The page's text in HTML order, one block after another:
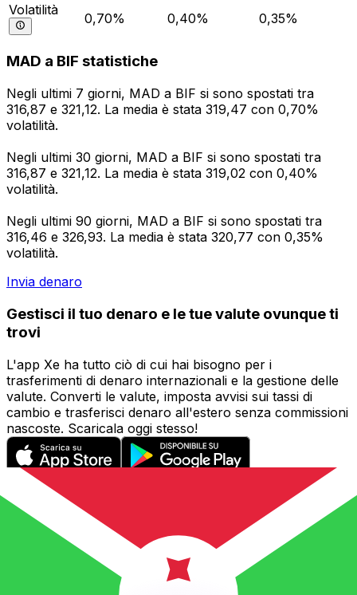
Volatilità
0,70% 0,40% 0,35%
MAD a BIF statistiche
Negli ultimi 7 giorni, MAD a BIF si sono spostati tra
316,87 e 321,12. La media è stata 319,47 con 0,70%
volatilità.
Negli ultimi 30 giorni, MAD a BIF si sono spostati tra
316,87 e 321,12. La media è stata 319,02 con 0,40%
volatilità.
Negli ultimi 90 giorni, MAD a BIF si sono spostati tra
316,46 e 326,93. La media è stata 320,77 con 0,35%
volatilità.
Invia denaro
Gestisci il tuo denaro e le tue valute ovunque ti
trovi
L'app Xe ha tutto ciò di cui hai bisogno per i
trasferimenti di denaro internazionali e la gestione delle
valute. Converti le valute, imposta avvisi sui tassi di
cambio e trasferisci denaro all'estero senza commissioni
nascoste. Scaricala oggi stesso!